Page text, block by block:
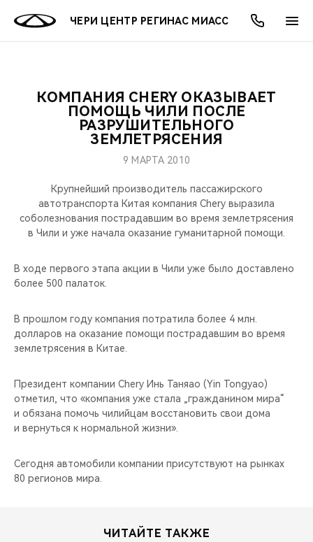
ЧЕРИ ЦЕНТР РЕГИНАС МИАСС
МОДЕЛИ
СЕДАНЫ
НОВИНКИ
ПОКУПАТЕЛЯМ
ВЫБОР И ПОКУПКА
ВЛАДЕЛЬЦАМ
ПОДДЕРЖКА
МИР CHERY
CHERY В СОЦСЕТЯХ
БЛАГОТВОРИТЕЛЬНОСТЬ
CHERY REMOTE
CHERY И СПОРТ
НАШИ МЕРОПРИЯТИЯ
CHERY ДЛЯ ДЕТЕЙ
АКЦИИ
ВЫГОДЫ И АКЦИИ
ОНЛАЙН СЕРВИСЫ
ВЫБОР И ПОКУПКА
О КОМПАНИИ
КОМПАНИЯ CHERY ОКАЗЫВАЕТ
ПОМОЩЬ ЧИЛИ ПОСЛЕ
РАЗРУШИТЕЛЬНОГО
ЗЕМЛЕТРЯСЕНИЯ
9 МАРТА 2010
Крупнейший производитель пассажирского
автотранспорта Китая компания Chery выразила
соболезнования пострадавшим во время землетрясения
в Чили и уже начала оказание гуманитарной помощи.
В ходе первого этапа акции в Чили уже было доставлено
более 500 палаток.
В прошлом году компания потратила более 4 млн.
долларов на оказание помощи пострадавшим во время
землетрясения в Китае.
Президент компании Chery Инь Таняао (Yin Tongyao)
отметил, что «компания уже стала „гражданином мира“
и обязана помочь чилийцам восстановить свои дома
и вернуться к нормальной жизни».
Сегодня автомобили компании присутствуют на рынках
80 регионов мира.
ЧИТАЙТЕ ТАКЖЕ